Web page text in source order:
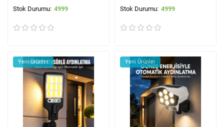
4999
4999
Yeni Ürünler Yeni Ürünler